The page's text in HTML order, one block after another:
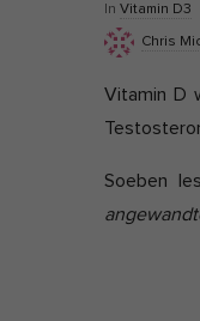
In Vitamin D3
Chris
Vitamin D
Soeben